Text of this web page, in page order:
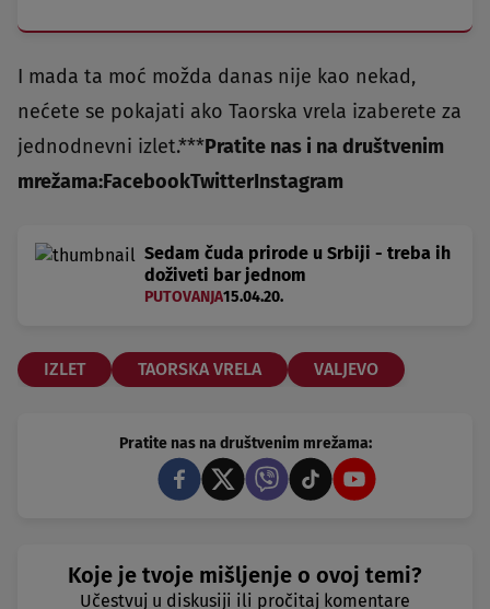
I mada ta moć možda danas nije kao nekad,
nećete se pokajati ako Taorska vrela izaberete za
jednodnevni izlet.***Pratite nas i na društvenim
mrežama:FacebookTwitterInstagram
Sedam čuda prirode u Srbiji - treba ih
doživeti bar jednom
PUTOVANJA15.04.20.
IZLET TAORSKA VRELA VALJEVO
Pratite nas na društvenim mrežama:
Koje je tvoje mišljenje o ovoj temi?
Učestvuj u diskusiji ili pročitaj komentare